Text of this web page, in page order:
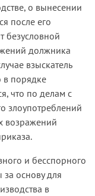
о вынесении
после его
безусловной
должника
взыскатель
в порядке
что по делам с
злоупотреблений
возражений
и бесспорного
основу для
в